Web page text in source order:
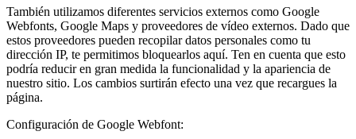
También utilizamos diferentes servicios externos como Google
Webfonts, Google Maps y proveedores de vídeo externos. Dado que
estos proveedores pueden recopilar datos personales como tu
dirección IP, te permitimos bloquearlos aquí. Ten en cuenta que esto
podría reducir en gran medida la funcionalidad y la apariencia de
nuestro sitio. Los cambios surtirán efecto una vez que recargues la
página.
Configuración de Google Webfont: